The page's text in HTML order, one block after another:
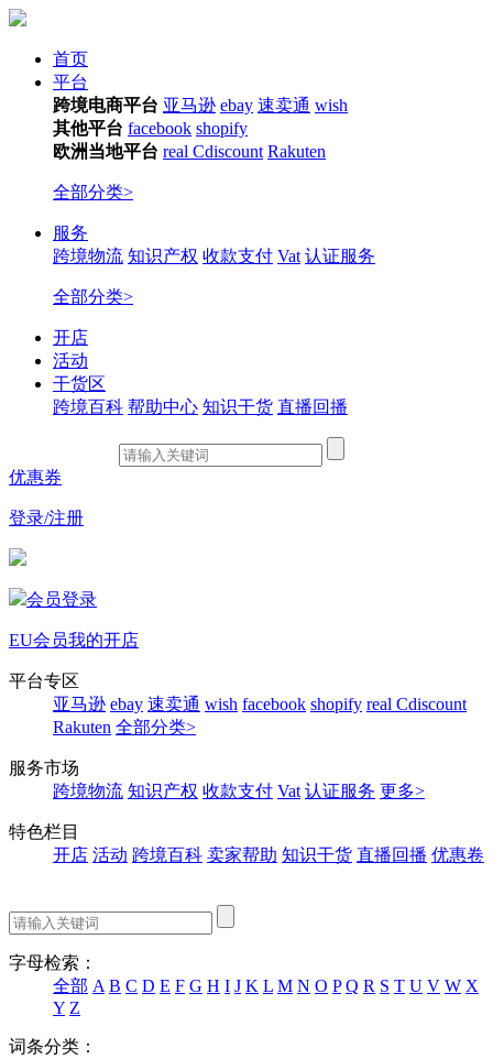
首页
平台
跨境电商平台 亚马逊 ebay 速卖通 wish
其他平台 facebook shopify
欧洲当地平台 real Cdiscount Rakuten
全部分类>
服务
跨境物流 知识产权 收款支付 Vat 认证服务
全部分类>
开店
活动
干货区
跨境百科 帮助中心 知识干货 直播回播
优惠券
登录/注册
会员登录
EU会员我的开店
平台专区
亚马逊 ebay 速卖通 wish facebook shopify real Cdiscount
Rakuten 全部分类>
服务市场
跨境物流 知识产权 收款支付 Vat 认证服务 更多>
特色栏目
开店 活动 跨境百科 卖家帮助 知识干货 直播回播 优惠卷
字母检索：
全部 A B C D E F G H I J K L M N O P Q R S T U V W X
Y Z
词条分类：